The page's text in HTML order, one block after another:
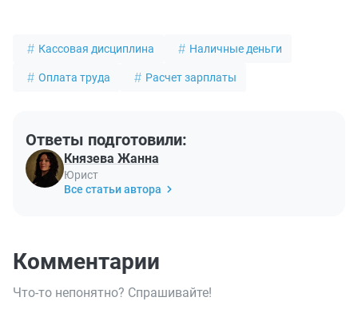
Кассовая дисциплина Наличные деньги
Оплата труда Расчет зарплаты
Ответы подготовили:
Князева Жанна
Юрист
Все статьи автора
Комментарии
Что-то непонятно? Спрашивайте!